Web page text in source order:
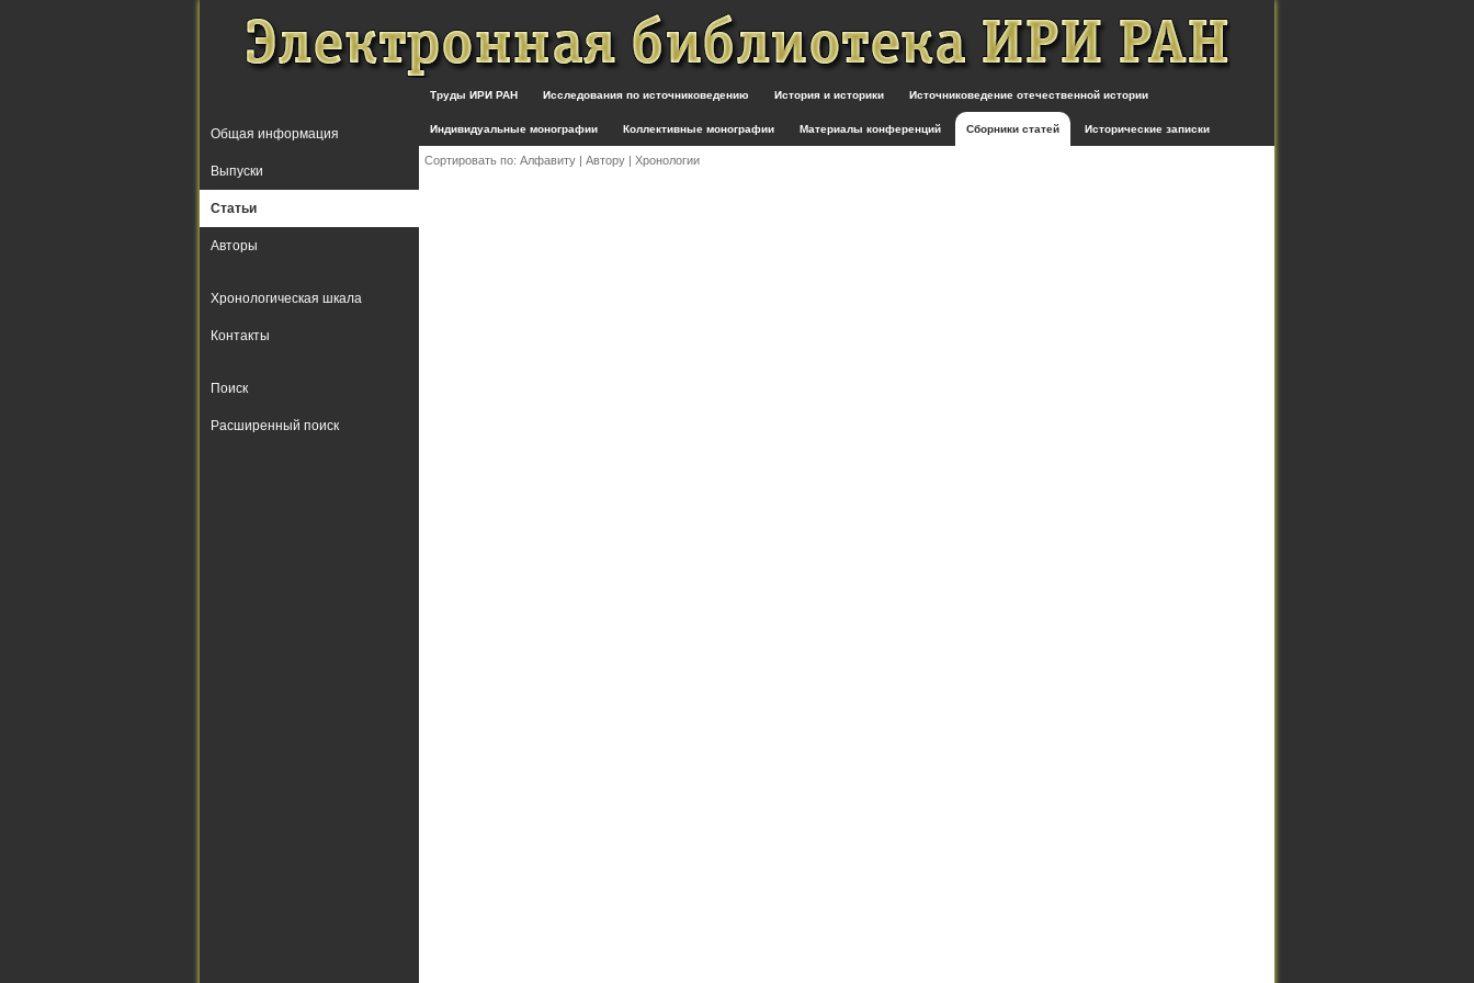
Труды ИРИ РАН Исследования по источниковедению История и историки Источниковедение отечественной истории
Индивидуальные монографии Коллективные монографии Материалы конференций Сборники статей Исторические записки
Сортировать по: Алфавиту | Автору | Хронологии
Общая информация
Выпуски
Статьи
Авторы
Хронологическая шкала
Контакты
Поиск
Расширенный поиск